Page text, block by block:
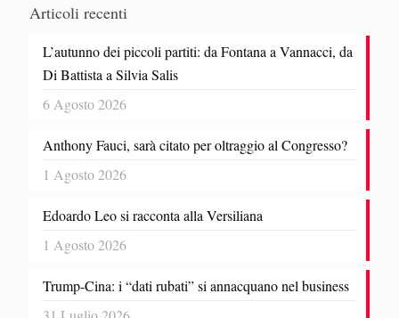
Articoli recenti
L’autunno dei piccoli partiti: da Fontana a Vannacci, da
Di Battista a Silvia Salis
6 Agosto 2026
Anthony Fauci, sarà citato per oltraggio al Congresso?
1 Agosto 2026
Edoardo Leo si racconta alla Versiliana
1 Agosto 2026
Trump-Cina: i “dati rubati” si annacquano nel business